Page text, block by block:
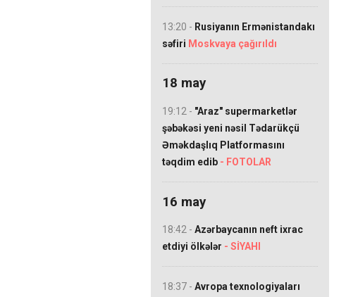
13:20 - Rusiyanın Ermənistandakı
səfiri Moskvaya çağırıldı
18 may
19:12 - "Araz" supermarketlər
şəbəkəsi yeni nəsil Tədarükçü
Əməkdaşlıq Platformasını
təqdim edib - FOTOLAR
16 may
18:42 - Azərbaycanın neft ixrac
etdiyi ölkələr - SİYAHI
18:37 - Avropa texnologiyaları